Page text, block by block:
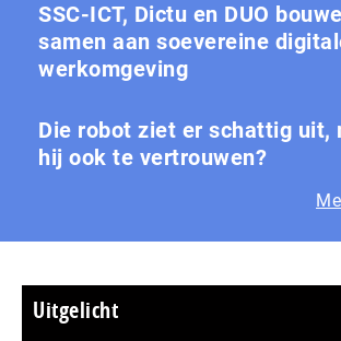
SSC-ICT, Dictu en DUO
samen aan soevereine
werkomgeving
Die robot ziet er schattig uit,
hij ook te vertrouwen?
Uitgelicht